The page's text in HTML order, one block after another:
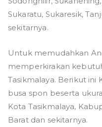
Sukaratu, Sukaresik,
sekitarnya.
Untuk memudahkan
memperkirakan
Tasikmalaya. Berikut ini
busa spon beserta
Kota Tasikmalaya,
Barat dan sekitarnya.